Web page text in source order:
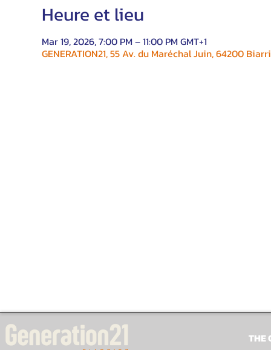
Heure et lieu
Mar 19, 2026, 7:00 PM – 11:00 PM GMT+1
GENERATION21, 55 Av. du Maréchal Juin, 64200
THE